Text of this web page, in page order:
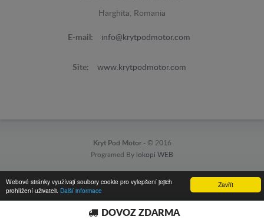
Zavřít
Webové stránky využívají soubory cookie pro vylepšení jejich
prohlížení uživateli. Další informace
Harghita, Romania
E-mail: info@krytpodmotor.com
Site: www.krytpodmotor.com
Kryt Pod Motor - © 2016
Programed By lokopi WEB
DOVOZ ZDARMA